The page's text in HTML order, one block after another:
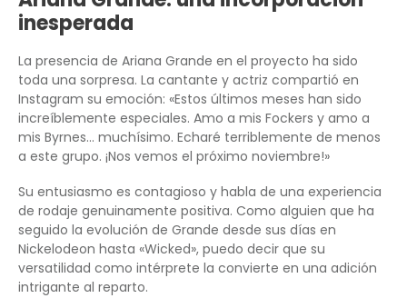
inesperada
La presencia de Ariana Grande en el proyecto ha sido
toda una sorpresa. La cantante y actriz compartió en
Instagram su emoción: «Estos últimos meses han sido
increíblemente especiales. Amo a mis Fockers y amo a
mis Byrnes… muchísimo. Echaré terriblemente de menos
a este grupo. ¡Nos vemos el próximo noviembre!»
Su entusiasmo es contagioso y habla de una experiencia
de rodaje genuinamente positiva. Como alguien que ha
seguido la evolución de Grande desde sus días en
Nickelodeon hasta «Wicked», puedo decir que su
versatilidad como intérprete la convierte en una adición
intrigante al reparto.